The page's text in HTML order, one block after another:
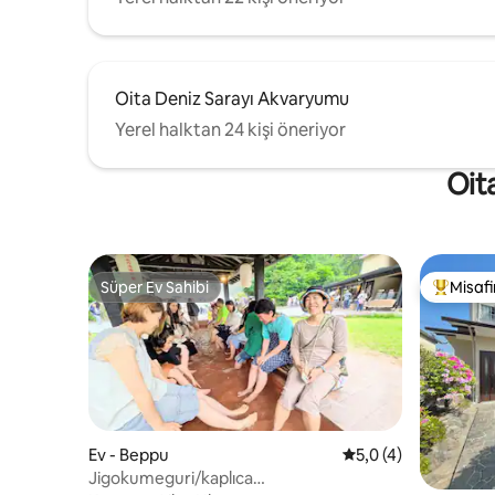
hazırlıyoruz (şampanya ve bira).
İçmekten çekinmeyin. ★ Su sunucusu,
fırın, elektrikli su ısıtıcısı, pirinç ocağı, IH
pişirme ısıtıcısı (3 gözlü), bıçak, spatula,
kepçe, mutfak makası, pirinç kepçesi, 2
tencere, 2 tava, kase, deterjan, sünger,
mutfak kağıdı, pirinç kasesi, büyük/küçük
nedeniyle baharat vermiyoruz.
Anlayışınız için teşekkür ederiz.
[Diğer/olanaklar] ・Kaplıca mevcut ・
Kablosuz internet bağlantısı mevcuttur
・Klima mevcut ・Çamaşır makinesi ・
Elektrik süpürgesi ・Saç kurutma
makinesi ・Futon kurutma makinesi ・
Ütü ・giyinme masası ・Şampuan, saç
kremi, vücut sabunu ・Ücretsiz diş fırçası
・Ücretsiz kiralık yüz havlusu ・Ücretsiz
kiralık banyo havlusu *Giriş/çıkış saatleri
yoktur,
Oita Deniz Sarayı Akvaryumu
Yerel halktan 24 kişi öneriyor
Süper Ev Sahibi
Süper Ev Sahibi
Ev - Beppu 5 üzerinden
5,0 (4)
Jigokumeguri/kaplıca